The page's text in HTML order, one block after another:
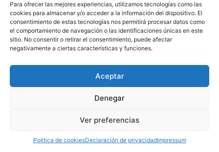
Para ofrecer las mejores experiencias, utilizamos tecnologías como las
cookies para almacenar y/o acceder a la información del dispositivo. El
consentimiento de estas tecnologías nos permitirá procesar datos como
el comportamiento de navegación o las identificaciones únicas en este
sitio. No consentir o retirar el consentimiento, puede afectar
negativamente a ciertas características y funciones.
Aceptar
Denegar
Ver preferencias
Política de cookiesDeclaración de privacidadImpressum
Política de Cookies
Aviso Legal
910 607 564
derechos reservados